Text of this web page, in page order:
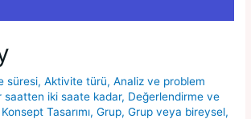
süresi,Aktivite türü,Analiz ve problem
saatten iki saate kadar, Değerlendirme ve
Tasarımı,Grup,Grup veya bireysel,